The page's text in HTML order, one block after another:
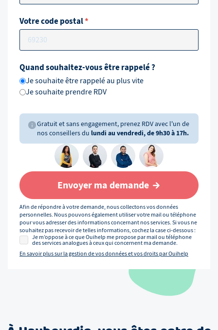
Votre code postal*
Quand souhaitez-vous être rappelé ?
Je souhaite être rappelé au plus vite
Je souhaite prendre RDV
Gratuit et sans engagement, prenez RDV avec l'un de
nos conseillers du lundi au vendredi, de 9h30 à 17h.
Envoyer ma demande
Afin de répondre à votre demande, nous collectons vos données
personnelles. Nous pouvons également utiliser votre mail ou téléphone
pour vous adresser des informations concernant nos services. Si vous ne
souhaitez pas recevoir de telles informations, cochez la case ci-dessous :
Je m’oppose à ce que Ouihelp me propose par mail ou téléphone
des services analogues à ceux qui concernent ma demande.
En savoir plus sur la gestion de vos données et vos droits par Ouihelp